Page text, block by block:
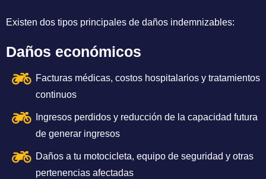
Existen dos tipos principales de daños indemnizables:
Daños económicos
Facturas médicas, costos hospitalarios y tratamientos
continuos
Ingresos perdidos y reducción de la capacidad futura
de generar ingresos
Daños a tu motocicleta, equipo de seguridad y otras
pertenencias afectadas